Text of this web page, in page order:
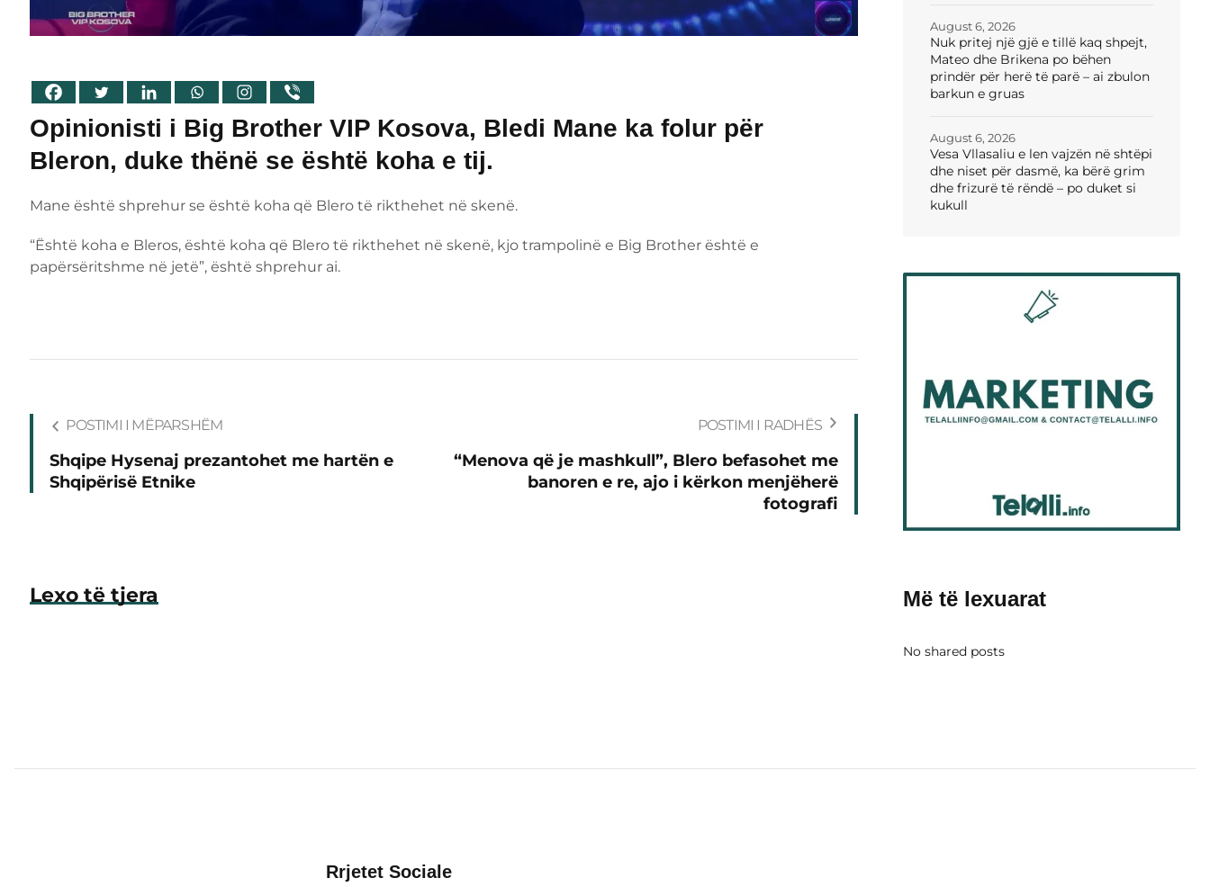
Opinionisti i Big Brother VIP Kosova, Bledi Mane ka folur për
Bleron, duke thënë se është koha e tij.
Mane është shprehur se është koha që Blero të rikthehet në skenë.
“Është koha e Bleros, është koha që Blero të rikthehet në skenë, kjo trampolinë e Big Brother është e
papërsëritshme në jetë”, është shprehur ai.
POSTIMI I MËPARSHËM
Shqipe Hysenaj prezantohet me hartën e
Shqipërisë Etnike
POSTIMI I RADHËS
“Menova që je mashkull”, Blero befasohet me
banoren e re, ajo i kërkon menjëherë
fotografi
Lexo të tjera
Nuk pritej një gjë e tillë kaq shpejt,
Mateo dhe Brikena po bëhen
prindër për herë të parë – ai zbulon
barkun e gruas
August 6, 2026
Vesa Vllasaliu e len vajzën në shtëpi
dhe niset për dasmë, ka bërë grim
dhe frizurë të rëndë – po duket si
kukull
August 6, 2026
Më të lexuarat
No shared posts
Rrjetet Sociale